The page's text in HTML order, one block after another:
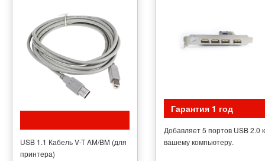
USB 1.1 Кабель V-T AM/BM (для
принтера)
Гарантия 1 год
Добавляет 5 портов USB 2.0 к
вашему компьютеру.